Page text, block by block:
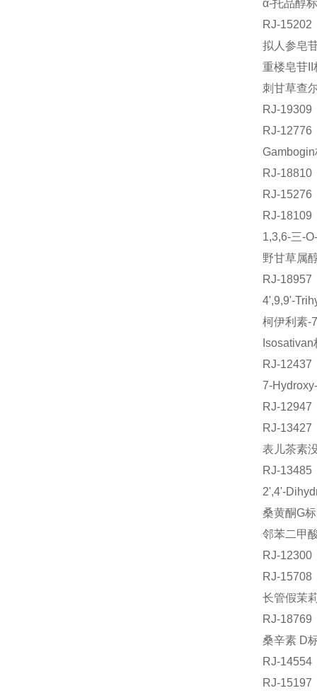
α-托品醇
RJ-
拟人参皂
重楼皂苷
刺甘草查
RJ-
RJ-
RJ-
RJ-
RJ-
1,3,6-三-
野甘草属
RJ-
4',9,9'-
柯伊利素
RJ-
7-
RJ-
RJ-
表儿茶素
RJ-
2',4'-
桑黄酮G
邻苯二甲
RJ-
RJ-
长管假茉
RJ-
桑辛素 D
RJ-
RJ-